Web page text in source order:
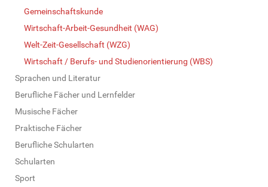
Gemeinschaftskunde
Wirtschaft-Arbeit-Gesundheit (WAG)
Welt-Zeit-Gesellschaft (WZG)
Wirtschaft / Berufs- und Studienorientierung (WBS)
Sprachen und Literatur
Berufliche Fächer und Lernfelder
Musische Fächer
Praktische Fächer
Berufliche Schularten
Schularten
Sport